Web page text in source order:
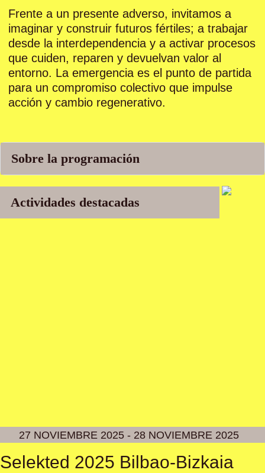
Frente a un presente adverso, invitamos a
imaginar y construir futuros fértiles; a trabajar
desde la interdependencia y a activar procesos
que cuiden, reparen y devuelvan valor al
entorno. La emergencia es el punto de partida
para un compromiso colectivo que impulse
acción y cambio regenerativo.
Sobre la programación
Actividades destacadas
27 NOVIEMBRE 2025 - 28 NOVIEMBRE 2025
Selekted 2025 Bilbao-Bizkaia